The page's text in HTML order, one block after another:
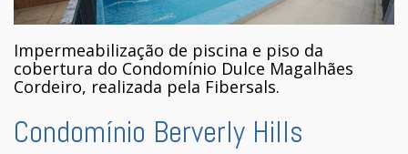
Impermeabilização de piscina e piso da
cobertura do Condomínio Dulce Magalhães
Cordeiro, realizada pela Fibersals.
Condomínio Berverly Hills